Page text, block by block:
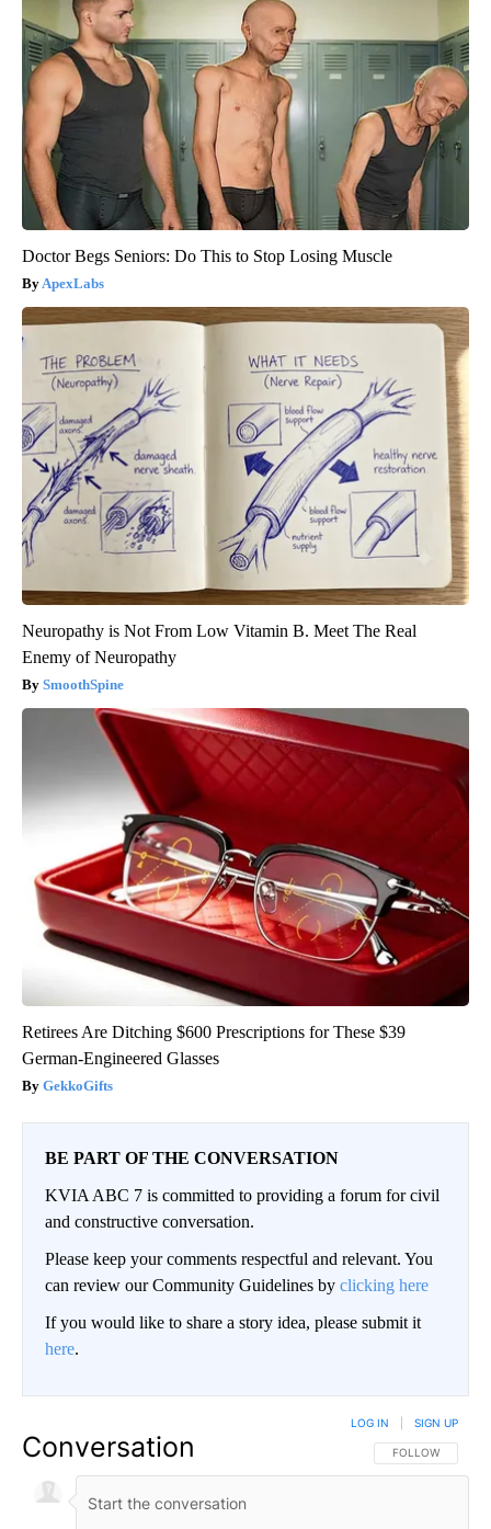
Doctor Begs Seniors: Do This to Stop Losing Muscle
ApexLabs
Neuropathy is Not From Low Vitamin B. Meet The Real
Enemy of Neuropathy
SmoothSpine
Retirees Are Ditching $600 Prescriptions for These $39
German-Engineered Glasses
GekkoGifts
BE PART OF THE CONVERSATION
KVIA ABC 7 is committed to providing a forum for civil
and constructive conversation.
Please keep your comments respectful and relevant. You
can review our Community Guidelines by clicking here
If you would like to share a story idea, please submit it
here.
Conversation FOLLOW THIS
FOLLOW
LOG IN SIGN UP